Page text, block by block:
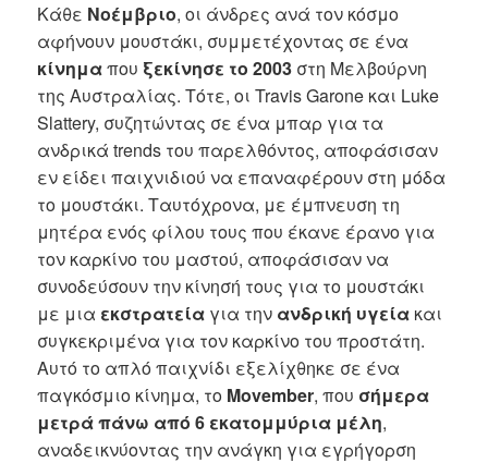
Κάθε Νοέμβριο, οι άνδρες ανά τον κόσμο
αφήνουν μουστάκι, συμμετέχοντας σε ένα
κίνημαπου ξεκίνησε το 2003 στη Μελβούρνη
της Αυστραλίας. Τότε, οι Travis Garone και Luke
Slattery, συζητώντας σε ένα μπαρ για τα
ανδρικά trends του παρελθόντος, αποφάσισαν
εν είδει παιχνιδιού να επαναφέρουν στη μόδα
το μουστάκι. Ταυτόχρονα, με έμπνευση τη
μητέρα ενός φίλου τους που έκανε έρανο για
τον καρκίνο του μαστού, αποφάσισαν να
συνοδεύσουν την κίνησή τους για το μουστάκι
με μια εκστρατεία για την ανδρική υγεία και
συγκεκριμένα για τον καρκίνο του προστάτη.
Αυτό το απλό παιχνίδι εξελίχθηκε σε ένα
παγκόσμιο κίνημα, το Movember, που σήμερα
μετρά πάνω από 6 εκατομμύρια μέλη,
αναδεικνύοντας την ανάγκη για εγρήγορση